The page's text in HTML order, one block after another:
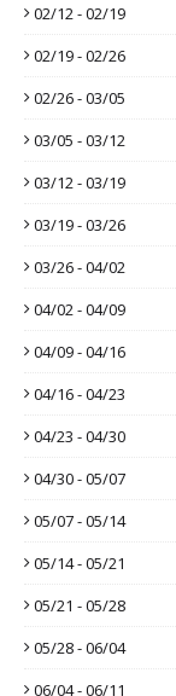
02/12 - 02/19
02/19 - 02/26
02/26 - 03/05
03/05 - 03/12
03/12 - 03/19
03/19 - 03/26
03/26 - 04/02
04/02 - 04/09
04/09 - 04/16
04/16 - 04/23
04/23 - 04/30
04/30 - 05/07
05/07 - 05/14
05/14 - 05/21
05/21 - 05/28
05/28 - 06/04
06/04 - 06/11